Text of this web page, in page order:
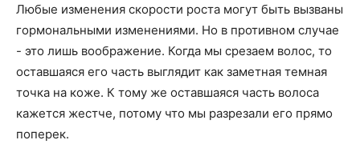
Любые изменения скорости роста могут быть вызваны
гормональными изменениями. Но в противном случае
- это лишь воображение. Когда мы срезаем волос, то
оставшаяся его часть выглядит как заметная темная
точка на коже. К тому же оставшаяся часть волоса
кажется жестче, потому что мы разрезали его прямо
поперек.